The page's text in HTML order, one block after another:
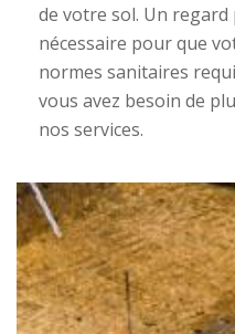
de votre sol. Un regard
nécessaire pour que
normes sanitaires
vous avez besoin de
nos services.